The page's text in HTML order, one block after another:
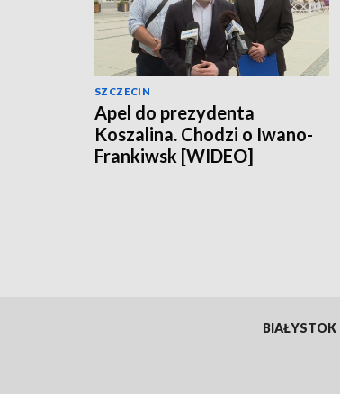
SZCZECIN
Apel do prezydenta
Koszalina. Chodzi o Iwano-
Frankiwsk [WIDEO]
BIAŁYSTOK